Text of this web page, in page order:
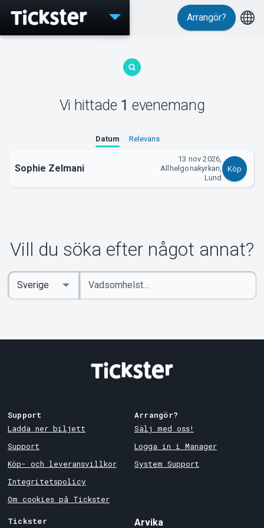
Evenemang
MyTickster
Support
Om Tickster
Arrangör?
Vi hittade 1 evenemang
Datum Relevans
Sophie Zelmani
13 nov 2026,
Allhelgonakyrkan,
Lund
Köp
Vill du söka efter något annat?
Ange
sökord
Select
Country
Support
Ladda ner biljett
Support
Köp- och leveransvillkor
Integritetspolicy
Om cookies på Tickster
Arrangör?
Sälj med oss!
Logga in i Manager
System Support
Tickster Arvika